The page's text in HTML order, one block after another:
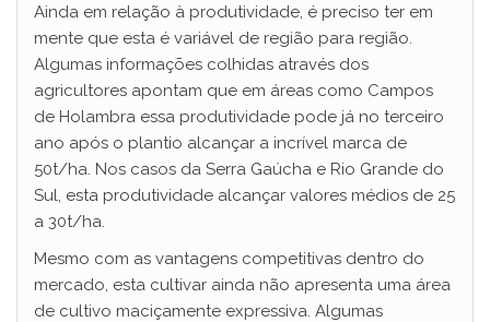
Ainda em relação à produtividade, é preciso ter em
mente que esta é variável de região para região.
Algumas informações colhidas através dos
agricultores apontam que em áreas como Campos
de Holambra essa produtividade pode já no terceiro
ano após o plantio alcançar a incrível marca de
50t/ha. Nos casos da Serra Gaúcha e Rio Grande do
Sul, esta produtividade alcançar valores médios de 25
a 30t/ha.
Mesmo com as vantagens competitivas dentro do
mercado, esta cultivar ainda não apresenta uma área
de cultivo maciçamente expressiva. Algumas